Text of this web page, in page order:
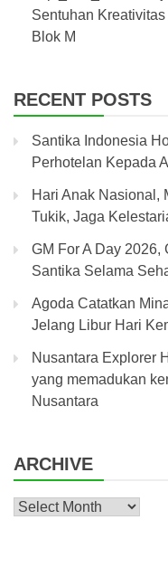
Sentuhan
Blok M
RECENT POSTS
Santika Indonesia
Perhotelan Kepada
Hari Anak Nasional,
Tukik, Jaga
GM For A Day 2026,
Santika Selama
Agoda Catatkan
Jelang Libur Hari
Nusantara Explorer
yang memadukan
Nusantara
ARCHIVE
Archive